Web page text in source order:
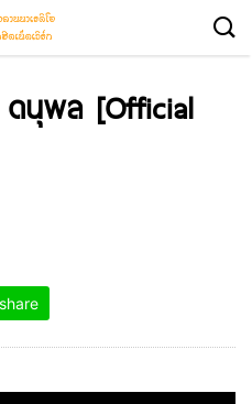
นุพล [Official
share